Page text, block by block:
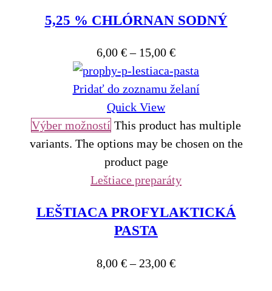
5,25 % CHLÓRNAN SODNÝ
6,00 €– 15,00 €
Pridať do zoznamu želaní
Quick View
Výber možností This product has multiple
variants. The options may be chosen on the
product page
Leštiace preparáty
LEŠTIACA PROFYLAKTICKÁ
PASTA
8,00 €– 23,00 €